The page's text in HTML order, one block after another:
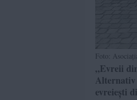
Foto:
„Evreii
Alternativ
evreiești